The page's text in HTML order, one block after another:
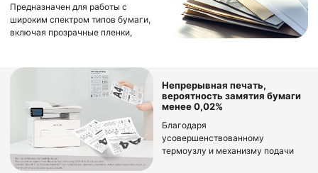
Предназначен для работы с
широким спектром типов бумаги,
включая прозрачные пленки,
плотностью 60 г/㎡. Это
гарантирует, что как плотные, так
и тонкие носители будут
беспрепятственно проходить
через принтер, обеспечивая
стабильную и
высококачественную печать.
Непрерывная печать,
вероятность замятия бумаги
менее 0,02%
Благодаря
усовершенствованному
термоузлу и механизму подачи